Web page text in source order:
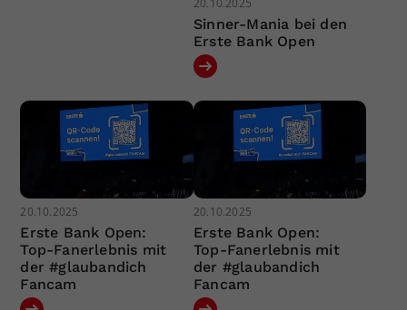
20.10.2025
Sinner-Mania bei den
Erste Bank Open
20.10.2025
Erste Bank Open:
Top-Fanerlebnis mit
der #glaubandich
Fancam
20.10.2025
Erste Bank Open:
Top-Fanerlebnis mit
der #glaubandich
Fancam